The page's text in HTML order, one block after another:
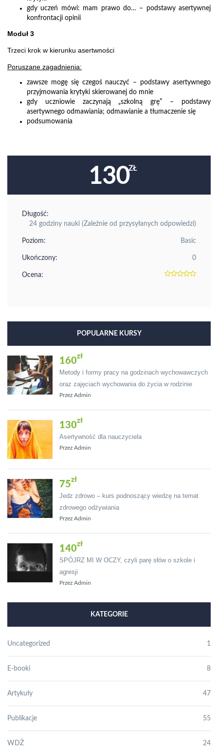
gdy uczeń mówi: mam prawo do… – podstawy asertywnej
konfrontacji opinii
Moduł 3
Trzeci krok w kierunku asertwności
Poruszane zagadnienia:
zawsze mogę się czegoś nauczyć – podstawy asertywnego
przyjmowania krytyki skierowanej do mnie
gdy uczniowie zaczynają „szkolną grę” – podstawy
asertywnego odmawiania; odmawianie a tłumaczenie się
podsumowania
130
Długość:
24 godziny nauki (Zależnie od przysyłanych odpowiedzi)
Poziom: Basic
Ukończony: 0
Ocena:
POPULARNE KURSY
160
Metody i formy pracy na godzinach wychowawczych
oraz zajęciach wychowania do życia w rodzinie
Przez Admin
130
Asertywność dla nauczyciela
Przez Admin
75
Jedz zdrowo – kurs podnoszący wiedzę na temat
zdrowego odżywiania
Przez Admin
140
SPÓJRZ MI W OCZY, czyli parę słów o szkole i
agresji
Przez Admin
KATEGORIE
Uncategorized 1
E-booki 8
Artykuły 47
Publikacje 55
WDŻ 24